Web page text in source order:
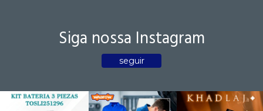
Siga nossa Instagram
seguir